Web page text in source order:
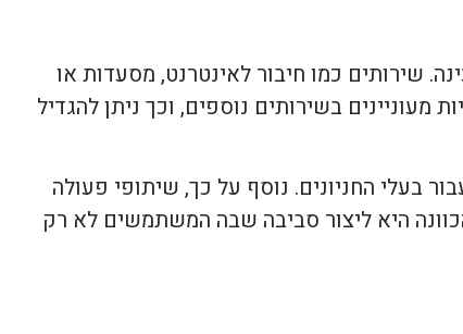
שירותים כמו חיבור לאינטרנט, מסעדות או
בשירותים נוספים, וכך ניתן להגדיל
בעלי החניונים. נוסף על כך, שיתופי פעולה
היא ליצור סביבה שבה המשתמשים לא רק